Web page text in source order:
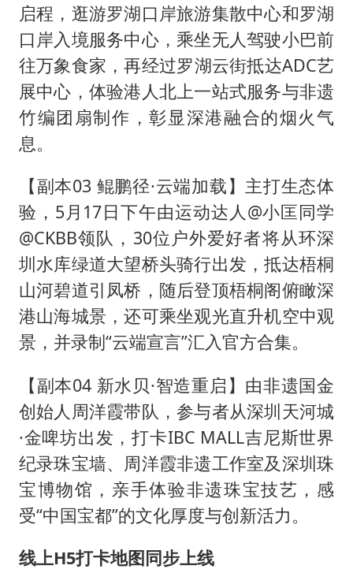
启程，逛游罗湖口岸旅游集散中心和罗湖
口岸入境服务中心，乘坐无人驾驶小巴前
往万象食家，再经过罗湖云街抵达ADC艺
展中心，体验港人北上一站式服务与非遗
竹编团扇制作，彰显深港融合的烟火气
息。
【副本03 鲲鹏径·云端加载】主打生态体
验，5月17日下午由运动达人@小匡同学
@CKBB领队，30位户外爱好者将从环深
圳水库绿道大望桥头骑行出发，抵达梧桐
山河碧道引凤桥，随后登顶梧桐阁俯瞰深
港山海城景，还可乘坐观光直升机空中观
景，并录制“云端宣言”汇入官方合集。
【副本04 新水贝·智造重启】由非遗国金
创始人周洋霞带队，参与者从深圳天河城
·金啤坊出发，打卡IBC MALL吉尼斯世界
纪录珠宝墙、周洋霞非遗工作室及深圳珠
宝博物馆，亲手体验非遗珠宝技艺，感
受“中国宝都”的文化厚度与创新活力。
线上H5打卡地图同步上线